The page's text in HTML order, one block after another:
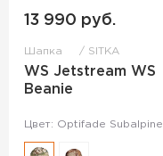
13 990 руб.
Шапка SITKA
WS Jetstream WS
Beanie
Цвет: Optifade Subalpine